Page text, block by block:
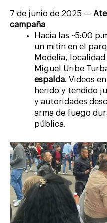
7 de junio de 2025 —
campaña
Hacia las ~5:00
un mitin en el
Modelia,
Miguel Uribe
espalda. Videos
herido y tendido
y autoridades
arma de fuego
pública.